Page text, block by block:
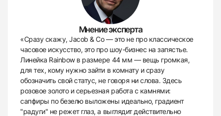
Мнение эксперта
«Сразу скажу, Jacob & Co — это не про классическое
часовое искусство, это про шоу-бизнес на запястье.
Линейка Rainbow в размере 44 мм — вещь громкая,
для тех, кому нужно зайти в комнату и сразу
обозначить свой статус, не говоря ни слова. Здесь
розовое золото и серьезная работа с камнями:
сапфиры по безелю выложены идеально, градиент
"радуги" не режет глаз, а выглядит действительно